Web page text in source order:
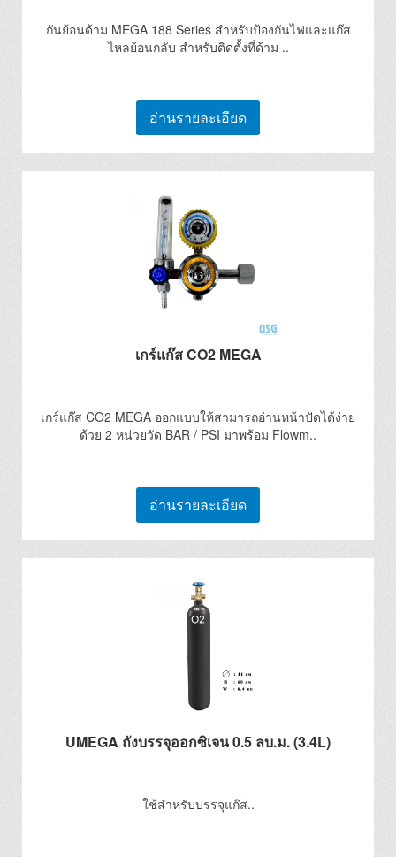
กันย้อนด้าม MEGA 188 Series สำหรับป้องกันไฟและแก๊ส
ไหลย้อนกลับ สำหรับติดตั้งที่ด้าม ..
อ่านรายละเอียด
เกร์แก๊ส CO2 MEGA
เกร์แก๊ส CO2 MEGA ออกแบบให้สามารถอ่านหน้าปัดได้ง่าย
ด้วย 2 หน่วยวัด BAR / PSI มาพร้อม Flowm..
อ่านรายละเอียด
UMEGA ถังบรรจุออกซิเจน 0.5 ลบ.ม. (3.4L)
ใช้สำหรับบรรจุแก๊ส..